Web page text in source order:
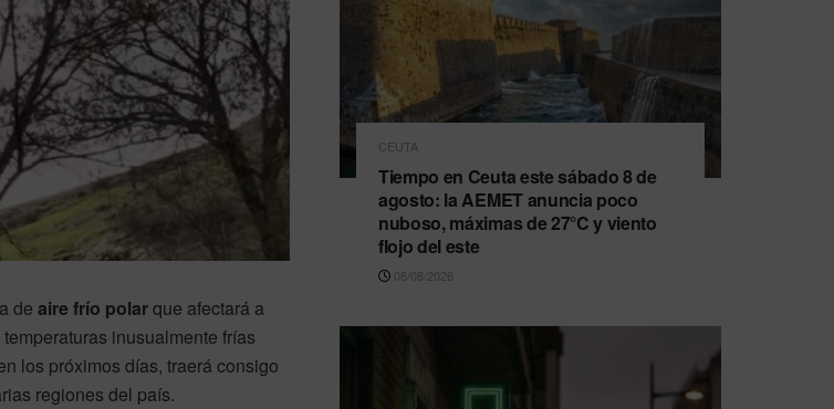
de aire frío polarque afectará a
inusualmente frías
los próximos días, traerá consigo
regiones del país.
CEUTA
Tiempo en Ceuta este sábado 8 de
agosto: la AEMET anuncia poco
nuboso, máximas de 27°C y viento
flojo del este
08/08/2026